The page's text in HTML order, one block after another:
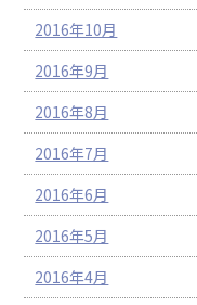
2016年10月
2016年9月
2016年8月
2016年7月
2016年6月
2016年5月
2016年4月